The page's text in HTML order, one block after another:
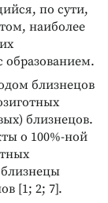
по сути,
наиболее
образованием.
близнецов
близнецов.
о 100%-ной
[1; 2; 7].